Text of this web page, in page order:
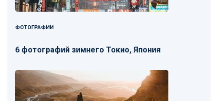
ФОТОГРАФИИ
6 фотографий зимнего Токио, Япония